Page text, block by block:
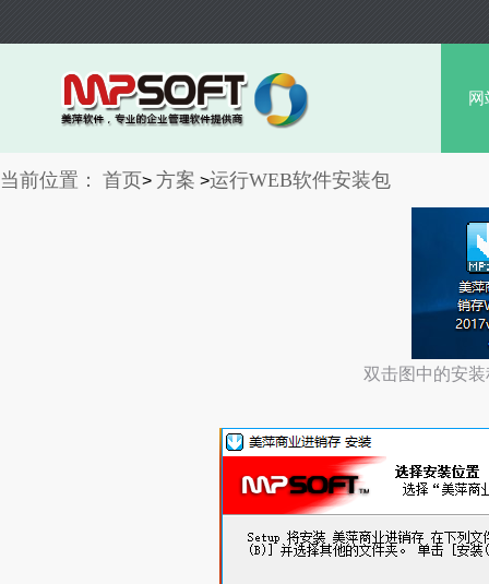
网
当前位置： 首页> 方案 >运行WEB软件安装包
双击图中的安